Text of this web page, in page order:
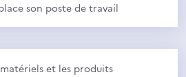
son poste de travail
et les produits